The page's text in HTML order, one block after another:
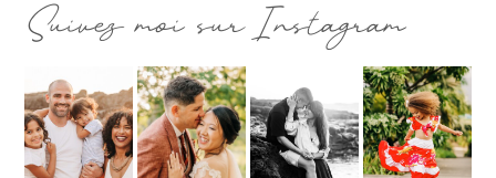
Suivez moi sur Instagram